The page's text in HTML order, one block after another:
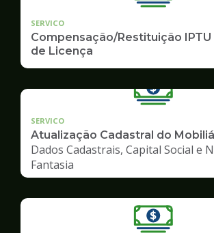
SERVICO
Compensação/Restituição IPTU
de Licença
SERVICO
Atualização Cadastral do
Dados Cadastrais, Capital Social e
Fantasia